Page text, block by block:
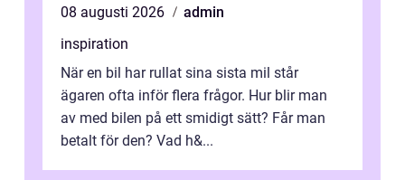
08 augusti 2026
admin
inspiration
När en bil har rullat sina sista mil står
ägaren ofta inför flera frågor. Hur blir man
av med bilen på ett smidigt sätt? Får man
betalt för den? Vad h&...